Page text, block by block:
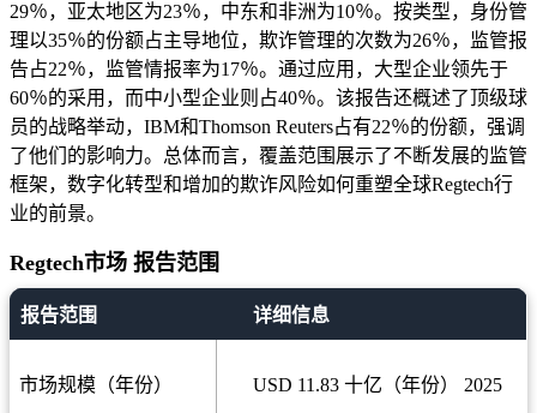
29％，亚太地区为23％，中东和非洲为10％。按类型，身份管
理以35％的份额占主导地位，欺诈管理的次数为26％，监管报
告占22％，监管情报率为17％。通过应用，大型企业领先于
60％的采用，而中小型企业则占40％。该报告还概述了顶级球
员的战略举动，IBM和Thomson Reuters占有22％的份额，强调
了他们的影响力。总体而言，覆盖范围展示了不断发展的监管
框架，数字化转型和增加的欺诈风险如何重塑全球Regtech行
业的前景。
Regtech市场 报告范围
报告范围 详细信息
市场规模（年份） USD 11.83 十亿（年份） 2025